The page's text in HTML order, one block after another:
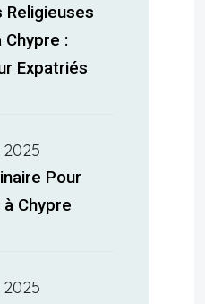
Religieuses
Chypre :
Expatriés
Pour
Chypre